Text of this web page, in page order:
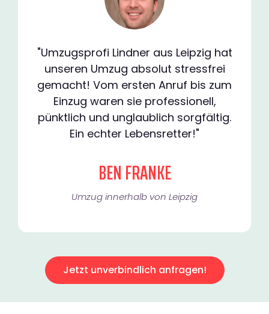
"Umzugsprofi Lindner aus Leipzig hat
unseren Umzug absolut stressfrei
gemacht! Vom ersten Anruf bis zum
Einzug waren sie professionell,
pünktlich und unglaublich sorgfältig.
Ein echter Lebensretter!"
BEN FRANKE
Umzug innerhalb von Leipzig​
Jetzt unverbindlich anfragen!